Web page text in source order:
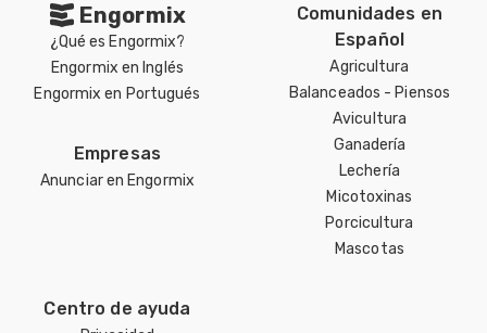
Engormix
¿Qué es Engormix?
Engormix en Inglés
Engormix en Portugués
Empresas
Anunciar en Engormix
Comunidades en
Español
Agricultura
Balanceados - Piensos
Avicultura
Ganadería
Lechería
Micotoxinas
Porcicultura
Mascotas
Centro de ayuda